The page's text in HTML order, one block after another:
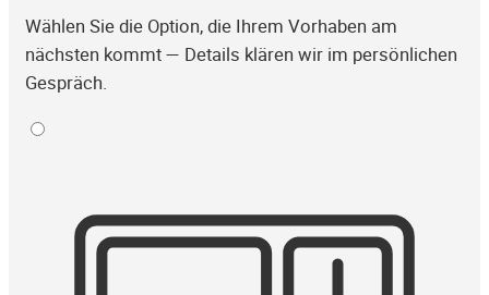
Wählen Sie die Option, die Ihrem Vorhaben am
nächsten kommt — Details klären wir im persönlichen
Gespräch.